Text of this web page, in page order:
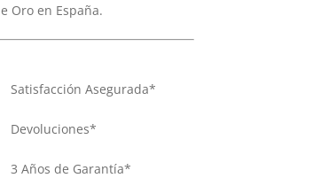
Oro en España.
Asegurada*
Años de Garantía*